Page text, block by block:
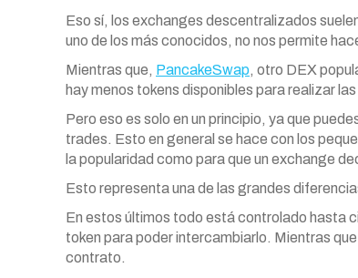
Eso sí, los exchanges descentralizados
uno de los más conocidos, no nos permite
Mientras que, PancakeSwap, otro DEX
hay menos tokens disponibles para realizar
Pero eso es solo en un principio, ya que
trades. Esto en general se hace con los
la popularidad como para que un exchange
Esto representa una de las grandes
En estos últimos todo está controlado hasta
token para poder intercambiarlo. Mientras
contrato.